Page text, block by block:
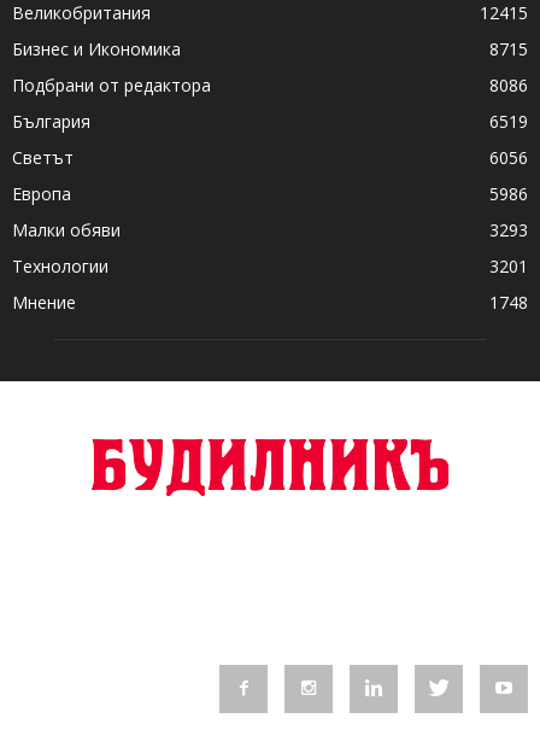
Великобритания
12415
Бизнес и Икономика
8715
Подбрани от редактора
8086
България
6519
Светът
6056
Европа
5986
Малки обяви
3293
Технологии
3201
Мнение
1748